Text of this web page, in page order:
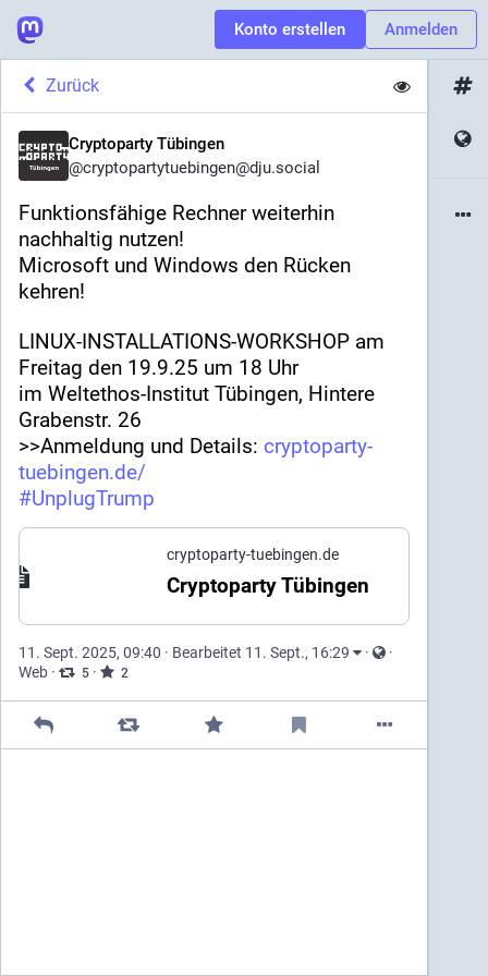
Konto erstellen Anmelden
Zurück
Cryptoparty Tübingen
@cryptopartytuebingen@dju.social
Funktionsfähige Rechner weiterhin
nachhaltig nutzen!
Microsoft und Windows den Rücken
kehren!
LINUX-INSTALLATIONS-WORKSHOP am
Freitag den 19.9.25 um 18 Uhr
im Weltethos-Institut Tübingen, Hintere
Grabenstr. 26
>>Anmeldung und Details: cryptoparty-
tuebingen.de/
#UnplugTrump
cryptoparty-tuebingen.de
Cryptoparty Tübingen
11. Sept. 2025, 09:40 · Bearbeitet 11. Sept., 16:29 ·
·
Web · 5 · 2